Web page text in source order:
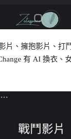
片、擁抱影片、打
有 AI 換衣、